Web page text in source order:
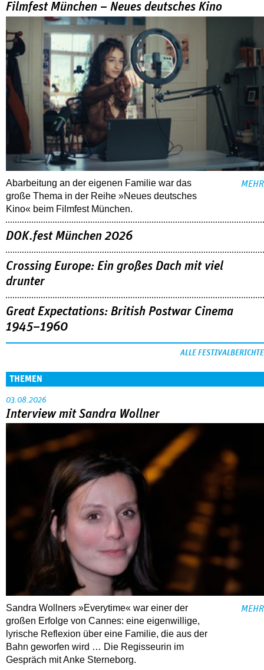
Filmfest München – Neues deutsches Kino
Abarbeitung an der eigenen Familie war das
große Thema in der Reihe »Neues deutsches
Kino« beim Filmfest München.
MEHR
DOK.fest München 2026
Crossing Europe: Ein großes Dach mit viel
drunter
Great Expectations: British Postwar Cinema
1945–1960
ALLE FESTIVALBERICHTE
THEMEN
03.08.2026
Interview mit Sandra Wollner
Sandra Wollners »Everytime« war einer der
großen Erfolge von Cannes: eine eigenwillige,
lyrische Reflexion über eine ­Familie, die aus der
Bahn geworfen wird … Die Regisseurin im
Gespräch mit Anke Sterneborg.
MEHR